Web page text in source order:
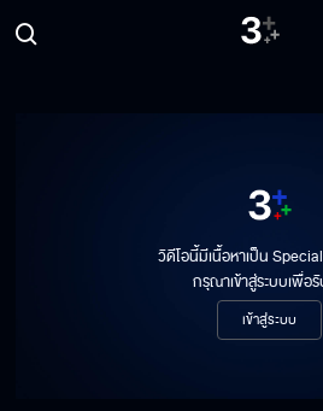
วิดีโอนี้มีเนื้อหาเป็น
กรุณาเข้าสู่ระบบเพื่อ
เข้าสู่ระบบ